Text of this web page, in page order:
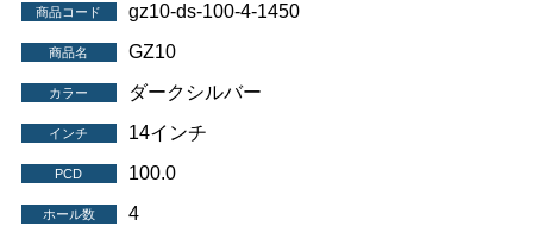
商品コード gz10-ds-100-4-1450
商品名 GZ10
カラー ダークシルバー
インチ 14インチ
PCD 100.0
ホール数 4